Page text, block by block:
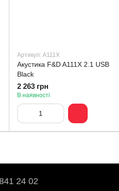
Артикул: A111X
Акустика F&D A111X 2.1 USB
Black
2 263 грн
В наявності
24 02